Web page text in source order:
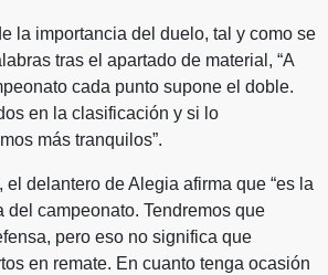
la importancia del duelo, tal y como se
tras el apartado de material, “A
cada punto supone el doble.
en la clasificación y si lo
más tranquilos”.
el delantero de Alegia afirma que “es la
del campeonato. Tendremos que
pero eso no significa que
en remate. En cuanto tenga ocasión